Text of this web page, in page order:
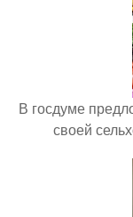
В госдуме
своей